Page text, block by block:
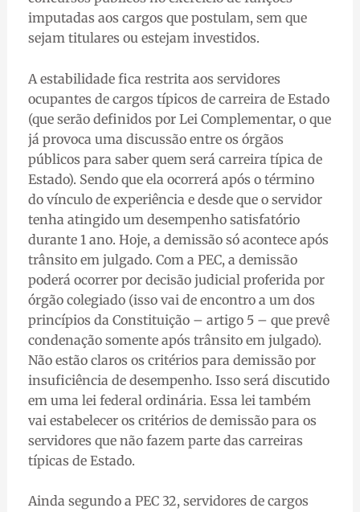
imputadas aos cargos que postulam, sem que
sejam titulares ou estejam investidos.
A estabilidade fica restrita aos servidores
ocupantes de cargos típicos de carreira de Estado
(que serão definidos por Lei Complementar, o que
já provoca uma discussão entre os órgãos
públicos para saber quem será carreira típica de
Estado). Sendo que ela ocorrerá após o término
do vínculo de experiência e desde que o servidor
tenha atingido um desempenho satisfatório
durante 1 ano. Hoje, a demissão só acontece após
trânsito em julgado. Com a PEC, a demissão
poderá ocorrer por decisão judicial proferida por
órgão colegiado (isso vai de encontro a um dos
princípios da Constituição – artigo 5 – que prevê
condenação somente após trânsito em julgado).
Não estão claros os critérios para demissão por
insuficiência de desempenho. Isso será discutido
em uma lei federal ordinária. Essa lei também
vai estabelecer os critérios de demissão para os
servidores que não fazem parte das carreiras
típicas de Estado.
Ainda segundo a PEC 32, servidores de cargos